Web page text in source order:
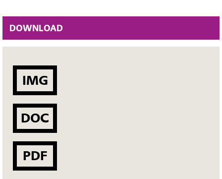
DOWNLOAD
IMG
DOC
PDF